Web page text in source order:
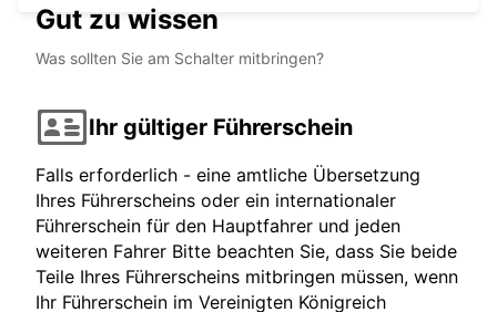
Gut zu wissen
Was sollten Sie am Schalter mitbringen?
Ihr gültiger Führerschein
Falls erforderlich - eine amtliche Übersetzung
Ihres Führerscheins oder ein internationaler
Führerschein für den Hauptfahrer und jeden
weiteren Fahrer Bitte beachten Sie, dass Sie beide
Teile Ihres Führerscheins mitbringen müssen, wenn
Ihr Führerschein im Vereinigten Königreich